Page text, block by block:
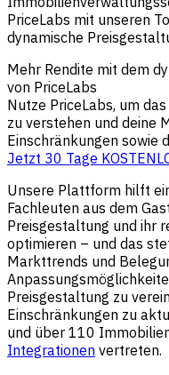
PriceLabs mit unseren
dynamische
Mehr Rendite mit dem
von PriceLabs
Nutze PriceLabs, um
zu verstehen und deine
Einschränkungen sowie
Jetzt 30 Tage
Unsere Plattform hilft
Fachleuten aus dem
Preisgestaltung und ihr
optimieren – und das
Markttrends und
Preisgestaltung zu
Einschränkungen zu
und über 110
Integrationen vertreten.